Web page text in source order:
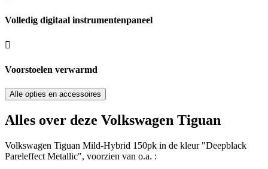
Volledig digitaal instrumentenpaneel
Voorstoelen verwarmd
Alle opties en accessoires
Alles over deze Volkswagen Tiguan
Volkswagen Tiguan Mild-Hybrid 150pk in de kleur "Deepblack
Pareleffect Metallic", voorzien van o.a. :